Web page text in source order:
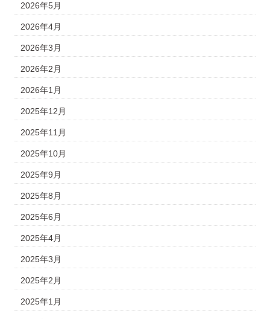
2026年5月
2026年4月
2026年3月
2026年2月
2026年1月
2025年12月
2025年11月
2025年10月
2025年9月
2025年8月
2025年6月
2025年4月
2025年3月
2025年2月
2025年1月